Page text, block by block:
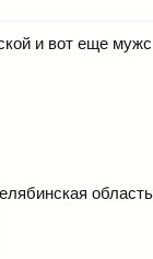
и вот еще